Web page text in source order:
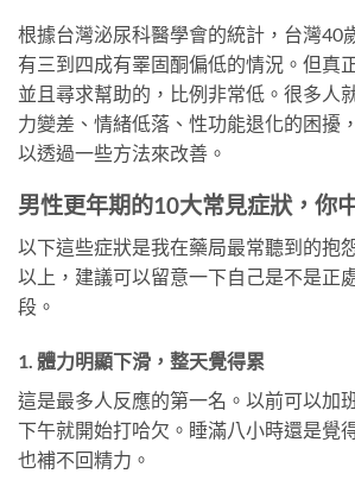
根據台灣泌尿科醫學會的統計，台灣40
有三到四成有睪固酮偏低的情況。但真
並且尋求幫助的，比例非常低。很多人
力變差、情緒低落、性功能退化的困擾
以透過一些方法來改善。
男性更年期的10大常見症狀，你
以下這些症狀是我在藥局最常聽到的抱
以上，建議可以留意一下自己是不是正
段。
1. 體力明顯下滑，整天覺得累
這是最多人反應的第一名。以前可以加
下午就開始打哈欠。睡滿八小時還是覺
也補不回精力。